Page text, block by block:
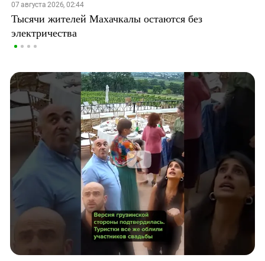
07 августа 2026, 02:44
Тысячи жителей Махачкалы остаются без
электричества